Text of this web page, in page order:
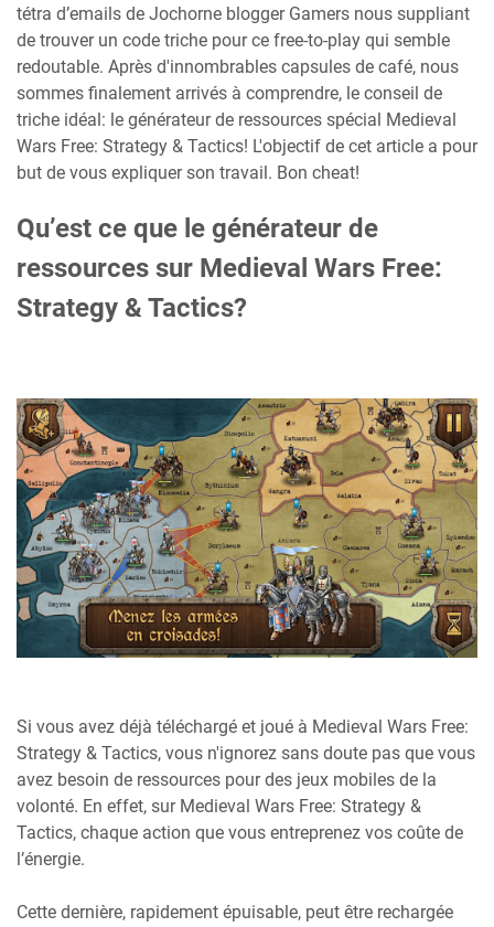
tétra d’emails de Jochorne blogger Gamers nous suppliant
de trouver un code triche pour ce free-to-play qui semble
redoutable. Après d'innombrables capsules de café, nous
sommes finalement arrivés à comprendre, le conseil de
triche idéal: le générateur de ressources spécial Medieval
Wars Free: Strategy & Tactics! L'objectif de cet article a pour
but de vous expliquer son travail. Bon cheat!
Qu’est ce que le générateur de
ressources sur Medieval Wars Free:
Strategy & Tactics?
Si vous avez déjà téléchargé et joué à Medieval Wars Free:
Strategy & Tactics, vous n'ignorez sans doute pas que vous
avez besoin de ressources pour des jeux mobiles de la
volonté. En effet, sur Medieval Wars Free: Strategy &
Tactics, chaque action que vous entreprenez vos coûte de
l’énergie.
Cette dernière, rapidement épuisable, peut être rechargée